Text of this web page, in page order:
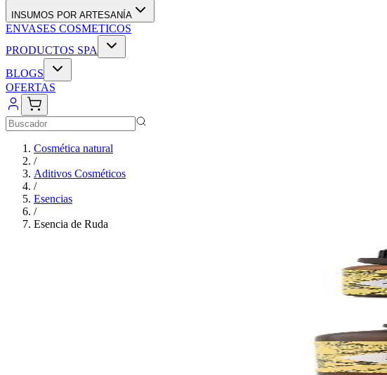
INSUMOS POR ARTESANÍA
ENVASES COSMETICOS
PRODUCTOS SPA
BLOGS
OFERTAS
Cosmética natural
/
Aditivos Cosméticos
/
Esencias
/
Esencia de Ruda